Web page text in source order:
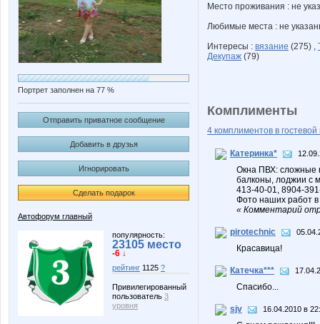
Портрет заполнен на 77 %
Отправить приватное сообщение
Добавить в друзья
Игнорировать
Сделать подарок
Автофорум главный
популярность:
23105 место
-6 ↓
рейтинг 1125 ?
Привилегированный
пользователь 3
уровня
Место проживания : не
Любимые места : не
Интересы : вязание (275) ,
Декупаж (79)
Комплименты
4 комплиментов в гостевой
Катеринка*
Окна ПВХ: сложные
балконы, лоджии с
413-40-01, 8904-
Фото наших работ в
« Комментарий
pirotechnic
Красавица!
Катечка***
Спасибо...
sjv 16.04.2010 в